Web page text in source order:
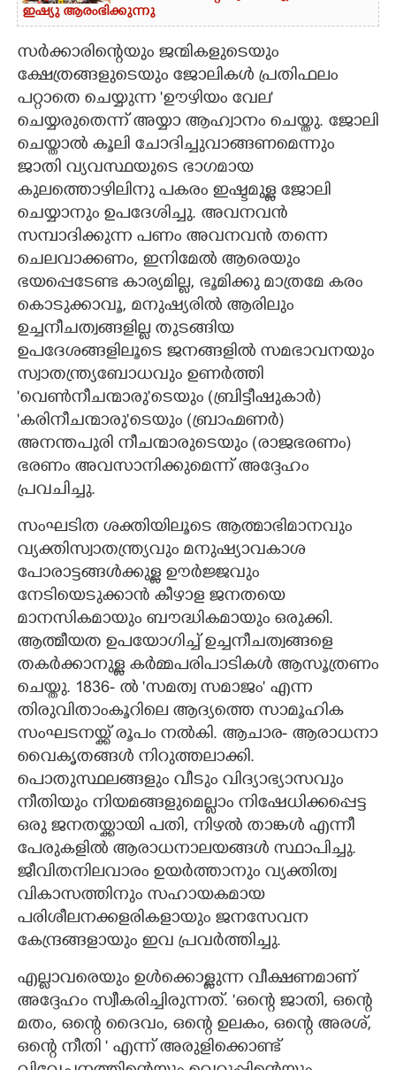
ഇഷ്യു ആരംഭിക്കുന്നു
സർക്കാരിന്റെയും ജന്മികളുടെയും
ക്ഷേത്രങ്ങളുടെയും ജോലികൾ പ്രതിഫലം
പറ്റാതെ ചെയ്യുന്ന 'ഊഴിയം വേല"
ചെയ്യരുതെന്ന് അയ്യാ ആഹ്വാനം ചെയ്തു. ജോലി
ചെയ്താൽ കൂലി ചോദിച്ചുവാങ്ങണമെന്നും
ജാതി വ്യവസ്ഥയുടെ ഭാഗമായ
കുലത്തൊഴിലിനു പകരം ഇഷ്ടമുള്ള ജോലി
ചെയ്യാനും ഉപദേശിച്ചു. അവനവൻ
സമ്പാദിക്കുന്ന പണം അവനവൻ തന്നെ
ചെലവാക്കണം,​ ഇനിമേൽ ആരെയും
ഭയപ്പെടേണ്ട കാര്യമില്ല,​ ഭൂമിക്കു മാത്രമേ കരം
കൊടുക്കാവൂ,​ മനുഷ്യരിൽ ആരിലും
ഉച്ചനീചത്വങ്ങളില്ല തുടങ്ങിയ
ഉപദേശങ്ങളിലൂടെ ജനങ്ങളിൽ സമഭാവനയും
സ്വാതന്ത്ര്യബോധവും ഉണർത്തി
'വെൺനീചന്മാരു"ടെയും (ബ്രിട്ടീഷുകാർ)
'കരിനീചന്മാരു"ടെയും (ബ്രാഹ്മണർ)
അനന്തപുരി നീചന്മാരുടെയും (രാജഭരണം)
ഭരണം അവസാനിക്കുമെന്ന് അദ്ദേഹം
പ്രവചിച്ചു.
സംഘടിത ശക്തിയിലൂടെ ആത്മാഭിമാനവും
വ്യക്തിസ്വാതന്ത്ര്യവും മനുഷ്യാവകാശ
പോരാട്ടങ്ങൾക്കുള്ള ഊർജ്ജവും
നേടിയെടുക്കാൻ കീഴാള ജനതയെ
മാനസികമായും ബൗദ്ധികമായും ഒരുക്കി.
ആത്മീയത ഉപയോഗിച്ച് ഉച്ചനീചത്വങ്ങളെ
തകർക്കാനുള്ള കർമ്മപരിപാടികൾ ആസൂത്രണം
ചെയ്തു. 1836- ൽ 'സമത്വ സമാജം" എന്ന
തിരുവിതാംകൂറിലെ ആദ്യത്തെ സാമൂഹിക
സംഘടനയ്ക്ക് രൂപം നൽകി. ആചാര- ആരാധനാ
വൈകൃതങ്ങൾ നിറുത്തലാക്കി.
പൊതുസ്ഥലങ്ങളും വീടും വിദ്യാഭ്യാസവും
നീതിയും നിയമങ്ങളുമെല്ലാം നിഷേധിക്കപ്പെട്ട
ഒരു ജനതയ്ക്കായി പതി,​ നിഴൽ താങ്കൾ എന്നീ
പേരുകളിൽ ആരാധനാലയങ്ങൾ സ്ഥാപിച്ചു.
ജീവിതനിലവാരം ഉയർത്താനും വ്യക്തിത്വ
വികാസത്തിനും സഹായകമായ
പരിശീലനക്കളരികളായും ജനസേവന
കേന്ദ്രങ്ങളായും ഇവ പ്രവർത്തിച്ചു.
എല്ലാവരെയും ഉൾക്കൊള്ളുന്ന വീക്ഷണമാണ്
അദ്ദേഹം സ്വീകരിച്ചിരുന്നത്. 'ഒന്റെ ജാതി, ഒന്റെ
മതം, ഒന്റെ ദൈവം, ഒന്റെ ഉലകം, ഒന്റെ അരശ്,
ഒന്റെ നീതി " എന്ന് അരുളിക്കൊണ്ട്